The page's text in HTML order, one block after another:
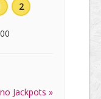
2
Jackpots »